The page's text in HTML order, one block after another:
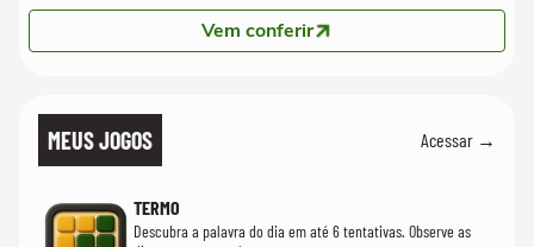
Vem conferir
MEUS JOGOS Acessar →
TERMO
Descubra a palavra do dia em até 6 tentativas. Observe as